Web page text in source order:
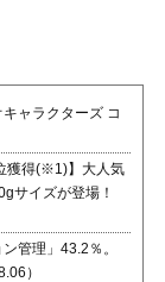
ャラクターズ コ
獲得(※1)】大人気
サイズが登場！
管理」43.2％。
）